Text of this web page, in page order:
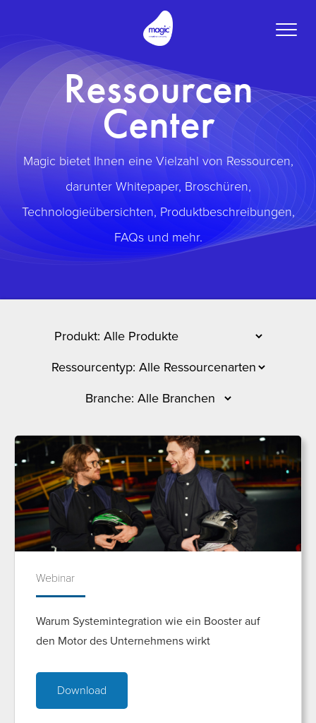
Toggle
Ressourcen
Center
Magic bietet Ihnen eine Vielzahl von Ressourcen,
darunter Whitepaper, Broschüren,
Technologieübersichten, Produktbeschreibungen,
FAQs und mehr.
Webinar
Warum Systemintegration wie ein Booster auf
den Motor des Unternehmens wirkt
Download